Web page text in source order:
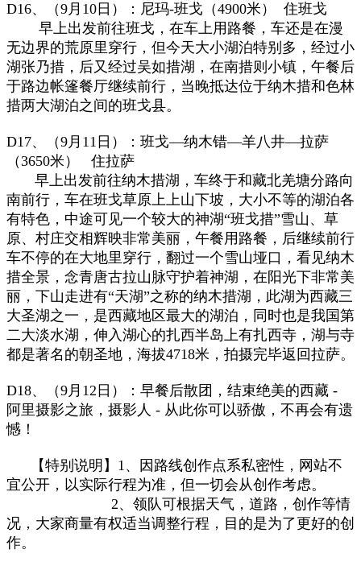
D16、（9月10日）：尼玛-班戈（4900米） 住班戈
早上出发前往班戈，在车上用路餐，车还是在漫
无边界的荒原里穿行，但今天大小湖泊特别多，经过小
湖张乃措，后又经过吴如措湖，在南措则小镇，午餐后
于路边帐篷餐厅继续前行，当晚抵达位于纳木措和色林
措两大湖泊之间的班戈县。
D17、（9月11日）：班戈—纳木错—羊八井—拉萨
（3650米） 住拉萨
早上出发前往纳木措湖，车终于和藏北羌塘分路向
南前行，车在班戈草原上上山下坡，大小不等的湖泊各
有特色，中途可见一个较大的神湖“班戈措”雪山、草
原、村庄交相辉映非常美丽，午餐用路餐，后继续前行
车不停的在大地里穿行，翻过一个雪山垭口，看见纳木
措全景，念青唐古拉山脉守护着神湖，在阳光下非常美
丽，下山走进有“天湖”之称的纳木措湖，此湖为西藏三
大圣湖之一，是西藏地区最大的湖泊，同时也是我国第
二大淡水湖，伸入湖心的扎西半岛上有扎西寺，湖与寺
都是著名的朝圣地，海拔4718米，拍摄完毕返回拉萨。
D18、（9月12日）：早餐后散团，结束绝美的西藏 -
阿里摄影之旅，摄影人 - 从此你可以骄傲，不再会有遗
憾！
【特别说明】 1、
因路线创作点系私密性，网站不
宜公开，以实际行程为准， 但一切会从创作考虑。
2、 领队可根据天气 ， 道路 ， 创作等情
况， 大家商量有权适当调整行程，目的是为了更好的创
作。